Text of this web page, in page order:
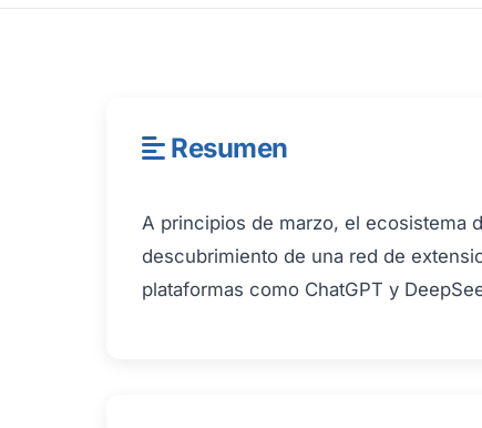
Resumen
A principios de marzo, el ecosistema
descubrimiento de una red de
plataformas como ChatGPT y